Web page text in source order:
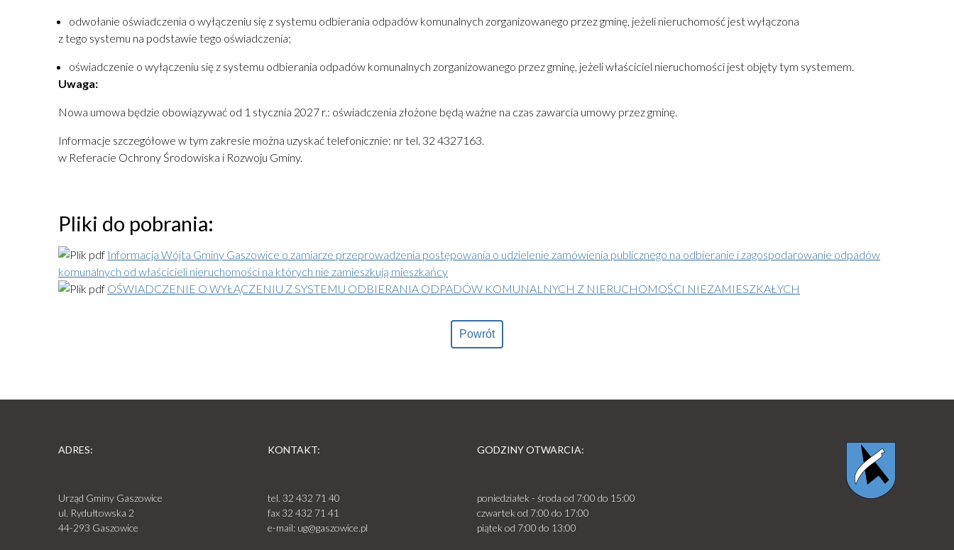
odwołanie oświadczenia o wyłączeniu się z systemu odbierania odpadów komunalnych zorganizowanego przez gminę, jeżeli nieruchomość jest wyłączona
z tego systemu na podstawie tego oświadczenia;
oświadczenie o wyłączeniu się z systemu odbierania odpadów komunalnych zorganizowanego przez gminę, jeżeli właściciel nieruchomości jest objęty tym systemem.
Uwaga:
Nowa umowa będzie obowiązywać od 1 stycznia 2027 r.: oświadczenia złożone będą ważne na czas zawarcia umowy przez gminę.
Informacje szczegółowe w tym zakresie można uzyskać telefonicznie: nr tel. 32 4327163.
w Referacie Ochrony Środowiska i Rozwoju Gminy.
Pliki do pobrania:
Informacja Wójta Gminy Gaszowice o zamiarze przeprowadzenia postępowania o udzielenie zamówienia publicznego na odbieranie i zagospodarowanie odpadów
komunalnych od właścicieli nieruchomości na których nie zamieszkują mieszkańcy
OŚWIADCZENIE O WYŁĄCZENIU Z SYSTEMU ODBIERANIA ODPADÓW KOMUNALNYCH Z NIERUCHOMOŚCI NIEZAMIESZKAŁYCH
Powrót
ADRES:
Urząd Gminy Gaszowice
ul. Rydułtowska 2
44-293 Gaszowice
KONTAKT:
tel. 32 432 71 40
fax32 432 71 41
e-mail: ug@gaszowice.pl
GODZINY OTWARCIA:
poniedziałek - środa od 7:00 do 15:00
czwartek od 7:00 do 17:00
piątek od 7:00 do 13:00